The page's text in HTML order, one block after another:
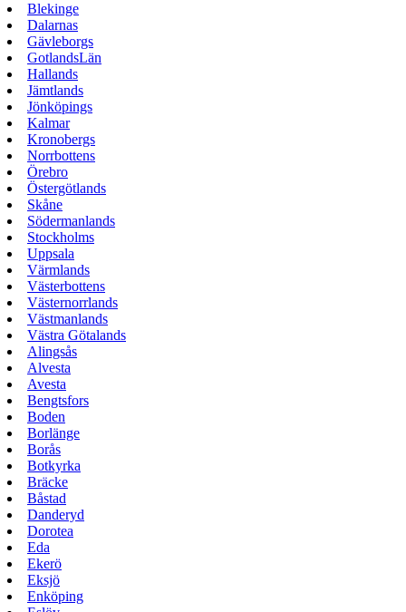
Blekinge
Dalarnas
Gävleborgs
GotlandsLän
Hallands
Jämtlands
Jönköpings
Kalmar
Kronobergs
Norrbottens
Örebro
Östergötlands
Skåne
Södermanlands
Stockholms
Uppsala
Värmlands
Västerbottens
Västernorrlands
Västmanlands
Västra Götalands
Alingsås
Alvesta
Avesta
Bengtsfors
Boden
Borlänge
Borås
Botkyrka
Bräcke
Båstad
Danderyd
Dorotea
Eda
Ekerö
Eksjö
Enköping